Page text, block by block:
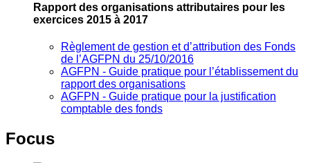
Rapport des organisations attributaires pour les
exercices 2015 à 2017
Règlement de gestion et d’attribution des Fonds
de l’AGFPN du 25/10/2016
AGFPN ‐ Guide pratique pour l’établissement du
rapport des organisations
AGFPN ‐ Guide pratique pour la justification
comptable des fonds
Focus